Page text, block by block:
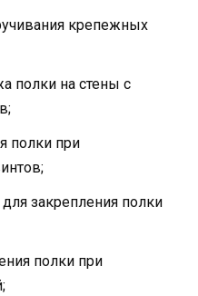
крепежных
полки на стены с
полки при
для закрепления полки
полки при